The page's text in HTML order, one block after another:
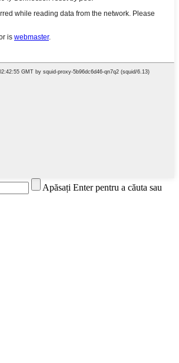
Apăsați Enter pentru a căuta sau